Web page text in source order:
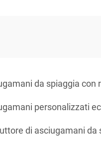
da spiaggia con
personalizzati
di asciugamani da